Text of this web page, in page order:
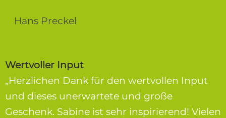
Hans Preckel
Wertvoller Input
„Herzlichen Dank für den wertvollen Input
und dieses unerwartete und große
Geschenk. Sabine ist sehr inspirierend! Vielen